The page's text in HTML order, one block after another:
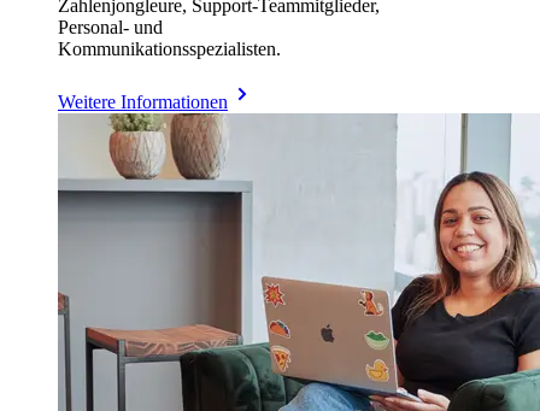
Zahlenjongleure, Support-Teammitglieder,
Personal- und
Kommunikationsspezialisten.
Weitere Informationen